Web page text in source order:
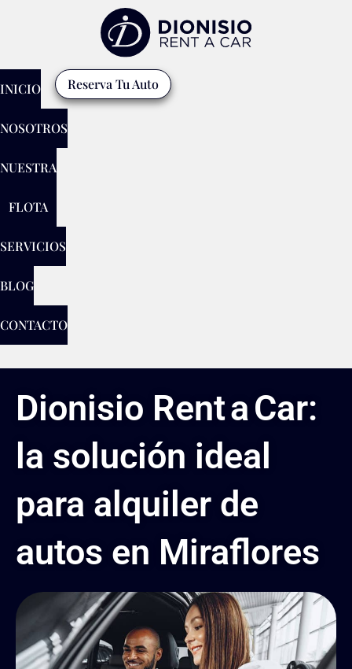
INICIO
NOSOTROS
NUESTRA
FLOTA
SERVICIOS
BLOG
CONTACTO
Reserva Tu Auto
Dionisio Rent a Car:
la solución ideal
para alquiler de
autos en Miraflores